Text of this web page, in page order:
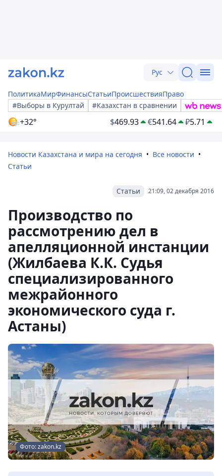
Рус
ПолитикаМирФинансыСтатьиПроисшествияПраво
#Выборы в Курултай
#Казахстан в сравнении
+32° $469.93 €541.64 ₽5.71
Новости Казахстана и мира на сегодня
Все новости
Статьи
21:09, 02 декабря 2016
Статьи
Производство по
рассмотрению дел в
апелляционной инстанции
(Жилбаева К.К. Судья
специализированного
межрайонного
экономического суда г.
Астаны)
Фото: zakon.kz